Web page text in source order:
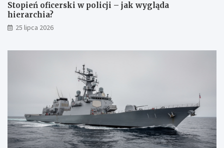
Stopień oficerski w policji – jak wygląda
hierarchia?
25 lipca 2026